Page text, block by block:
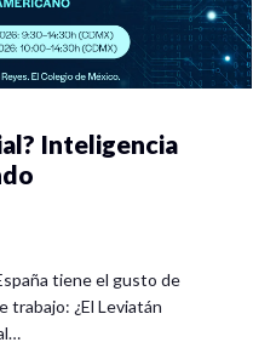
anterior.
de la paz, paz
para elaboración de
muestrario de puntadas
rosa, mosca y nudo
Inteligencia
tiene el gusto de
trabajo: ¿El Leviatán